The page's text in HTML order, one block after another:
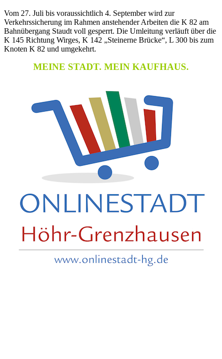
Vom 27. Juli bis voraussichtlich 4. September wird zur
Verkehrssicherung im Rahmen anstehender Arbeiten die K 82 am
Bahnübergang Staudt voll gesperrt. Die Umleitung verläuft über die
K 145 Richtung Wirges, K 142 „Steinerne Brücke“, L 300 bis zum
Knoten K 82 und umgekehrt.
MEINE STADT. MEIN KAUFHAUS.